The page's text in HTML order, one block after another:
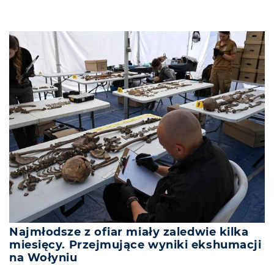
Najmłodsze z ofiar miały zaledwie kilka
miesięcy. Przejmujące wyniki ekshumacji
na Wołyniu